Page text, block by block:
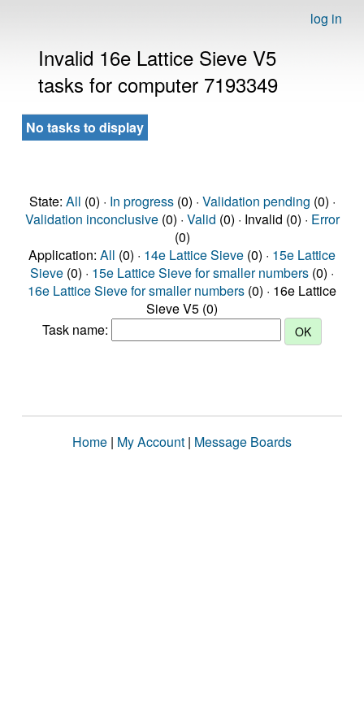
log in
Invalid 16e Lattice Sieve V5
tasks for computer 7193349
No tasks to display
State: All (0) · In progress(0) · Validation pending (0) ·
Validation inconclusive(0) · Valid (0) · Invalid (0) · Error
(0)
Application: All (0) · 14e Lattice Sieve (0) · 15e Lattice
Sieve (0) · 15e Lattice Sieve for smaller numbers (0) ·
16e Lattice Sieve for smaller numbers (0) · 16e Lattice
Sieve V5 (0)
Task name:
Home | My Account | Message Boards